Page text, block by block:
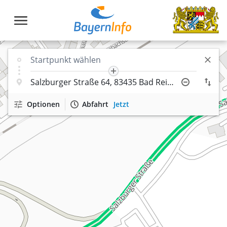
Optionen Abfahrt Jetzt